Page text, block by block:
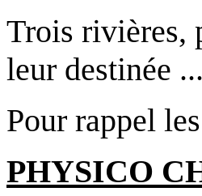
Trois rivières,
leur destinée
Pour rappel
PHYSICO